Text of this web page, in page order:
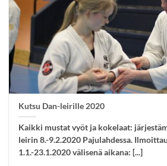
Kutsu Dan-leirille 2020
Kaikki mustat vyöt ja kokelaat:
leirin 8.-9.2.2020 Pajulahdessa.
1.1.-23.1.2020 välisenä aikana: [...]